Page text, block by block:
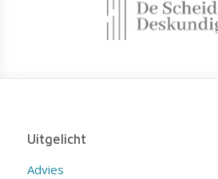
Uitgelicht
Advies